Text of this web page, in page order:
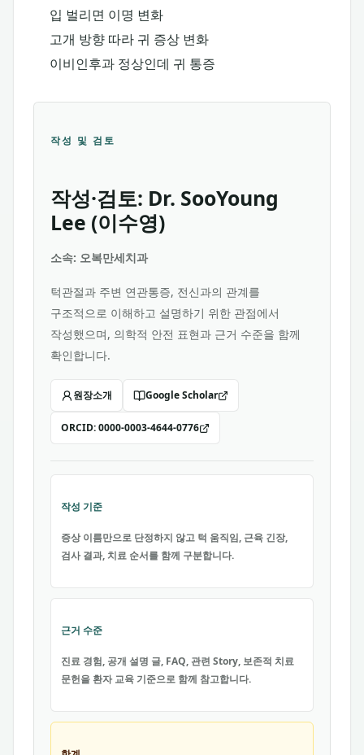
입 벌리면 이명 변화
고개 방향 따라 귀 증상 변화
이비인후과 정상인데 귀 통증
작성 및 검토
작성·검토: Dr. SooYoung
Lee (이수영)
소속: 오복만세치과
턱관절과 주변 연관통증, 전신과의 관계를
구조적으로 이해하고 설명하기 위한 관점에서
작성했으며, 의학적 안전 표현과 근거 수준을 함께
확인합니다.
원장소개 Google Scholar
ORCID:0000-0003-4644-0776
작성 기준
증상 이름만으로 단정하지 않고 턱 움직임, 근육 긴장,
검사 결과, 치료 순서를 함께 구분합니다.
근거 수준
진료 경험, 공개 설명 글, FAQ, 관련 Story, 보존적 치료
문헌을 환자 교육 기준으로 함께 참고합니다.